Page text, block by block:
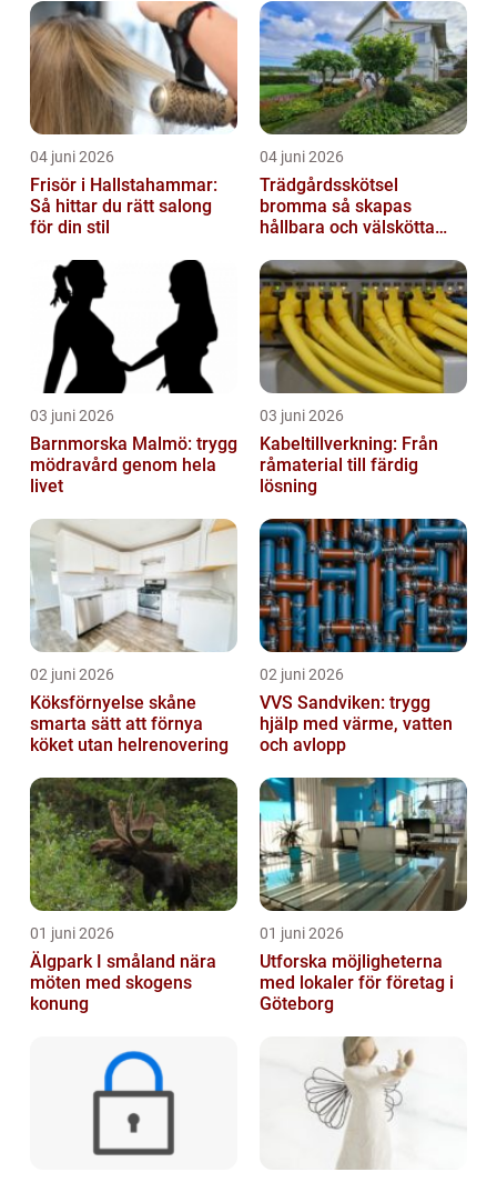
04 juni 2026
Frisör i Hallstahammar:
Så hittar du rätt salong
för din stil
04 juni 2026
Trädgårdsskötsel
bromma så skapas
hållbara och välskötta
03 juni 2026
Barnmorska Malmö: trygg
mödravård genom hela
livet
03 juni 2026
Kabeltillverkning: Från
råmaterial till färdig
lösning
02 juni 2026
Köksförnyelse skåne
smarta sätt att förnya
köket utan helrenovering
02 juni 2026
VVS Sandviken: trygg
hjälp med värme, vatten
och avlopp
01 juni 2026
Älgpark I småland nära
möten med skogens
konung
01 juni 2026
Utforska möjligheterna
med lokaler för företag i
Göteborg